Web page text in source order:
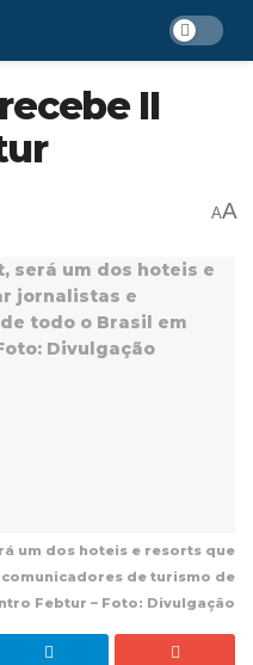
II
AA
um dos hoteis e resorts que
de turismo de
Febtur – Foto: Divulgação